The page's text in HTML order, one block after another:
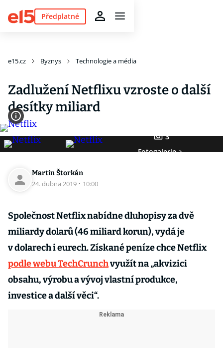
Předplatné
e15.cz Byznys Technologie a média
Zadlužení Netflixu vzroste o další
desítky miliard
3
Fotogalerie
Martin Štorkán
24. dubna 2019 · 10:00
Společnost Netflix nabídne dluhopisy za dvě
miliardy dolarů (46 miliard korun), vydá je
v dolarech i eurech. Získané peníze chce Netflix
podle webu TechCrunchvyužít na „akvizici
obsahu, výrobu a vývoj vlastní produkce,
investice a další věci“.